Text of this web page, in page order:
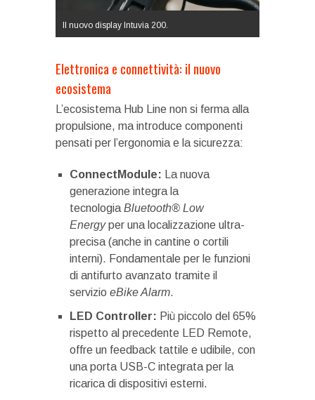
Il nuovo display Intuvia 200.
Elettronica e connettività: il nuovo
ecosistema
L’ecosistema Hub Line non si ferma alla
propulsione, ma introduce componenti
pensati per l’ergonomia e la sicurezza:
ConnectModule: La nuova
generazione integra la
tecnologiaBluetooth® Low
Energyper una localizzazione ultra-
precisa (anche in cantine o cortili
interni). Fondamentale per le funzioni
di antifurto avanzato tramite il
servizio eBike Alarm.
LED Controller: Più piccolo del 65%
rispetto al precedente LED Remote,
offre un feedback tattile e udibile, con
una porta USB-C integrata per la
ricarica di dispositivi esterni.